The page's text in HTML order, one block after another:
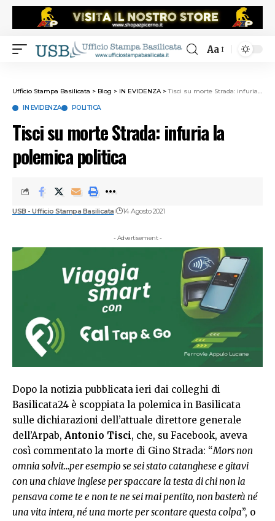
Aa
Ufficio Stampa Basilicata > Blog > IN EVIDENZA>Tisci su morte Strada: infuria la polemica politica
IN EVIDENZA POLITICA
Tisci su morte Strada: infuria la
polemica politica
USB - Ufficio Stampa Basilicata 14 Agosto 2021
- Advertisement -
Dopo la notizia pubblicata ieri dai colleghi di
Basilicata24 è scoppiata la polemica in Basilicata
sulle dichiarazioni dell’attuale direttore generale
dell’Arpab, Antonio Tisci, che, su Facebook, aveva
così commentato la morte di Gino Strada: “Mors non
omnia solvit…per esempio se sei stato catanghese e gitavi
con una chiave inglese per spaccare la testa di chi non la
pensava come te e non te ne sei mai pentito, non basterà né
una vita intera, né una morte per scontare questa colpa”, o